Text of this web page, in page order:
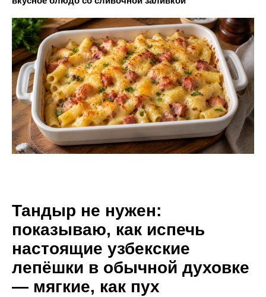
Тандыр не нужен:
показываю, как испечь
настоящие узбекские
лепёшки в обычной духовке
— мягкие, как пух